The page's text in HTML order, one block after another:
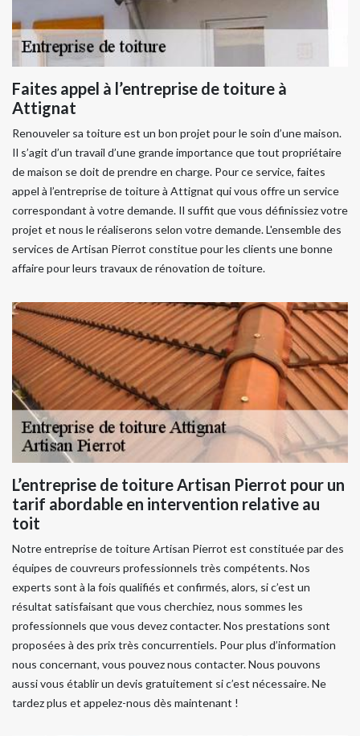
Faites appel à l’entreprise de toiture à
Attignat
Renouveler sa toiture est un bon projet pour le soin d’une maison.
Il s’agit d’un travail d’une grande importance que tout propriétaire
de maison se doit de prendre en charge. Pour ce service, faites
appel à l’entreprise de toiture à Attignat qui vous offre un service
correspondant à votre demande. Il suffit que vous définissiez votre
projet et nous le réaliserons selon votre demande. L'ensemble des
services de Artisan Pierrot constitue pour les clients une bonne
affaire pour leurs travaux de rénovation de toiture.
L’entreprise de toiture Artisan Pierrot pour un
tarif abordable en intervention relative au
toit
Notre entreprise de toiture Artisan Pierrot est constituée par des
équipes de couvreurs professionnels très compétents. Nos
experts sont à la fois qualifiés et confirmés, alors, si c’est un
résultat satisfaisant que vous cherchiez, nous sommes les
professionnels que vous devez contacter. Nos prestations sont
proposées à des prix très concurrentiels. Pour plus d’information
nous concernant, vous pouvez nous contacter. Nous pouvons
aussi vous établir un devis gratuitement si c’est nécessaire. Ne
tardez plus et appelez-nous dès maintenant !